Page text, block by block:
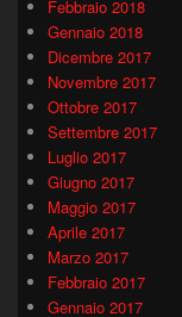
Febbraio 2018
Gennaio 2018
Dicembre 2017
Novembre 2017
Ottobre 2017
Settembre 2017
Luglio 2017
Giugno 2017
Maggio 2017
Aprile 2017
Marzo 2017
Febbraio 2017
Gennaio 2017